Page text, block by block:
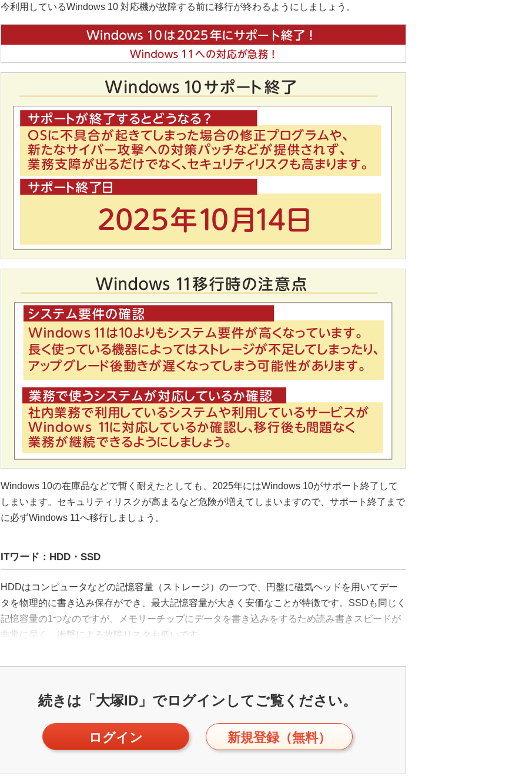
今利用しているWindows 10 対応機が故障する前に移行が終わるようにしましょう。
Windows 10の在庫品などで暫く耐えたとしても、2025年にはWindows 10がサポート終了して
しまいます。セキュリティリスクが高まるなど危険が増えてしまいますので、サポート終了まで
に必ずWindows 11へ移行しましょう。
ITワード：HDD・SSD
HDDはコンピュータなどの記憶容量（ストレージ）の一つで、円盤に磁気ヘッドを用いてデー
タを物理的に書き込み保存ができ、最大記憶容量が大きく安価なことが特徴です。SSDも同じく
記憶容量の1つなのですが、メモリーチップにデータを書き込みをするため読み書きスピードが
非常に早く、衝撃による故障リスクも低いです。
続きは「大塚ID」でログインしてご覧ください。
ログイン 新規登録（無料）